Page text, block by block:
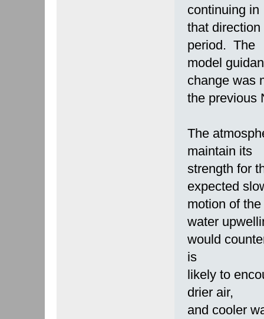
continuing in
that
period. The
model
change was
the previous
The
maintain its
strength for
expected
motion of
water
would
is
likely to
drier air,
and cooler